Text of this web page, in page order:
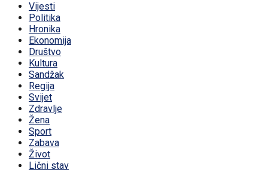
Vijesti
Politika
Hronika
Ekonomija
Društvo
Kultura
Sandžak
Regija
Svijet
Zdravlje
Žena
Sport
Zabava
Život
Lični stav